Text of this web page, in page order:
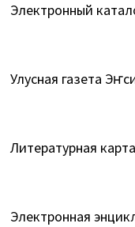
Электронный
Улусная газета
Литературная
Электронная